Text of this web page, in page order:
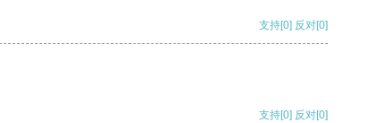
支持[0] 反对[0]
支持[0] 反对[0]